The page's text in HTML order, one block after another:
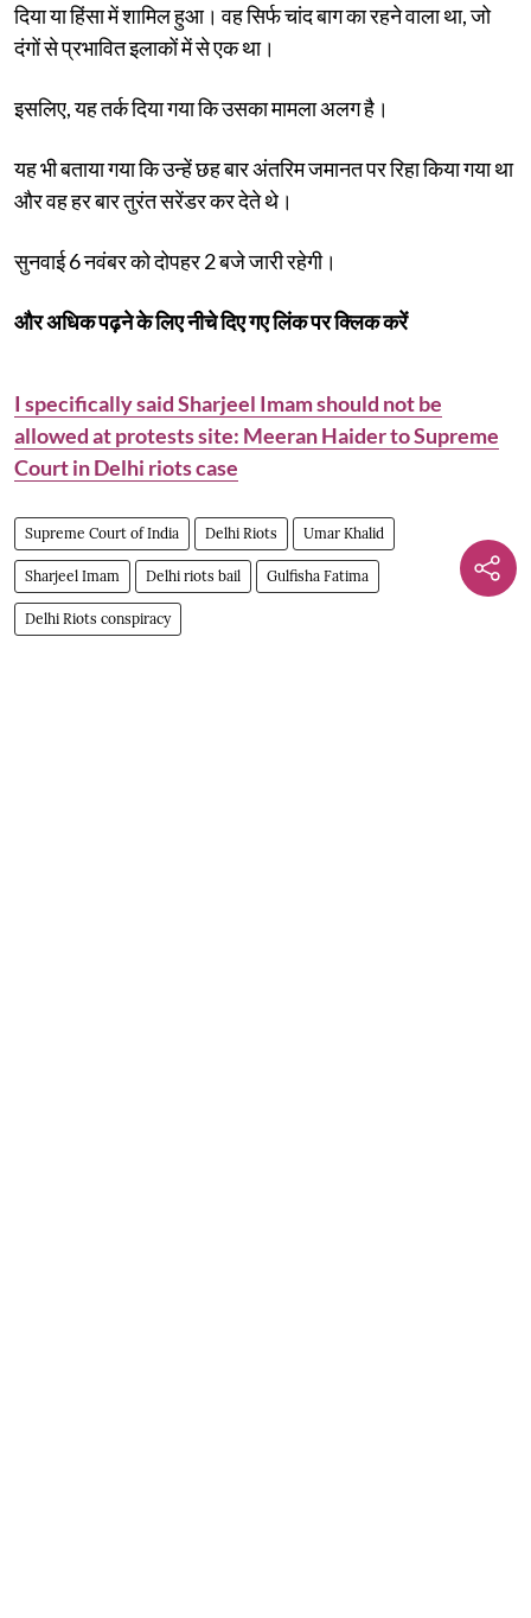
दिया या हिंसा में शामिल हुआ। वह सिर्फ चांद बाग का रहने वाला था, जो
दंगों से प्रभावित इलाकों में से एक था।
इसलिए, यह तर्क दिया गया कि उसका मामला अलग है।
यह भी बताया गया कि उन्हें छह बार अंतरिम जमानत पर रिहा किया गया था
और वह हर बार तुरंत सरेंडर कर देते थे।
सुनवाई 6 नवंबर को दोपहर 2 बजे जारी रहेगी।
और अधिक पढ़ने के लिए नीचे दिए गए लिंक पर क्लिक करें
I specifically said Sharjeel Imam should not be
allowed at protests site: Meeran Haider to Supreme
Court in Delhi riots case
Supreme Court of India Delhi Riots Umar Khalid
Sharjeel Imam Delhi riots bail Gulfisha Fatima
Delhi Riots conspiracy